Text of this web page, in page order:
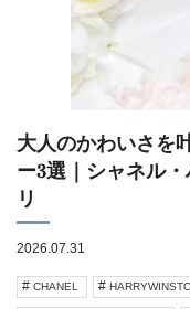
大人のかわいさを
ー3選｜シャネル
リ
2026.07.31
CHANEL